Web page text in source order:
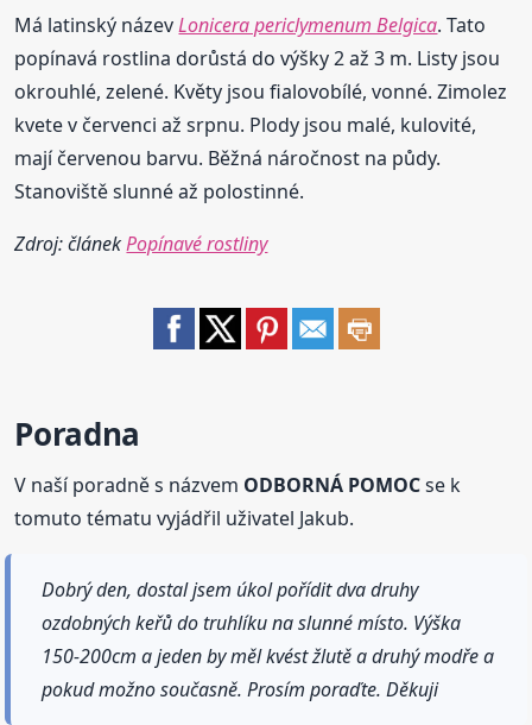
Má latinský názevLonicera periclymenum Belgica. Tato
popínavá rostlina dorůstá do výšky 2 až 3 m. Listy jsou
okrouhlé, zelené. Květy jsou fialovobílé, vonné. Zimolez
kvete v červenci až srpnu. Plody jsou malé, kulovité,
mají červenou barvu. Běžná náročnost na půdy.
Stanoviště slunné až polostinné.
Zdroj: článekPopínavé rostliny
Poradna
V naší poradně s názvem ODBORNÁ POMOCse k
tomuto tématu vyjádřil uživatel Jakub.
Dobrý den, dostal jsem úkol pořídit dva druhy
ozdobných keřů do truhlíku na slunné místo. Výška
150-200cm a jeden by měl kvést žlutě a druhý modře a
pokud možno současně. Prosím poraďte. Děkuji